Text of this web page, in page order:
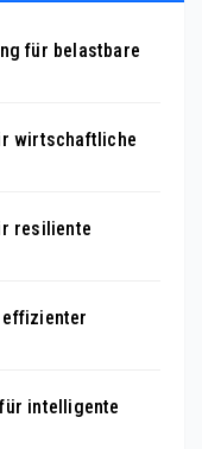
für belastbare
wirtschaftliche
resiliente
effizienter
intelligente